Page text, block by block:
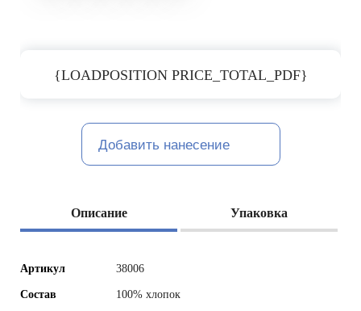
{LOADPOSITION PRICE_TOTAL_PDF}
Добавить нанесение
Описание Упаковка
Артикул 38006
Состав 100% хлопок